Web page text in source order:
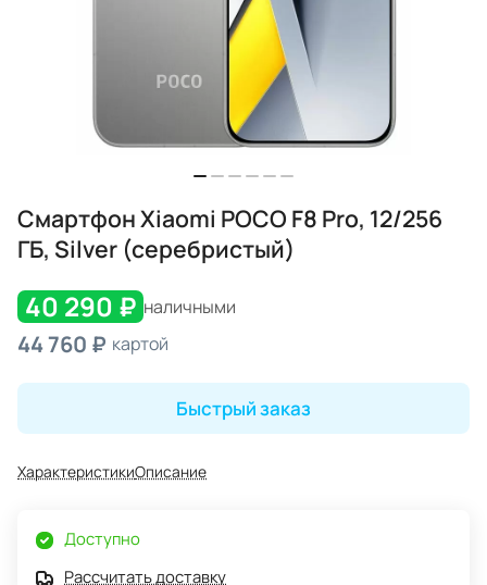
Смартфон Xiaomi POCO F8 Pro, 12/256
ГБ, Silver (серебристый)
40 290 ₽ наличными
44 760 ₽ картой
Быстрый заказ
ХарактеристикиОписание
Доступно
Рассчитать доставку